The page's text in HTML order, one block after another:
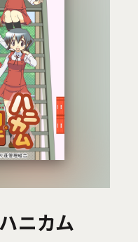
ニカム